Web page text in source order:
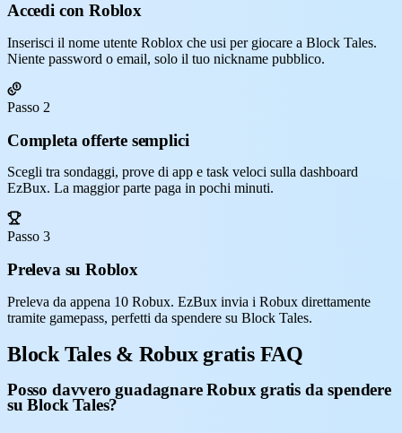
Accedi con Roblox
Inserisci il nome utente Roblox che usi per giocare a Block Tales.
Niente password o email, solo il tuo nickname pubblico.
Passo 2
Completa offerte semplici
Scegli tra sondaggi, prove di app e task veloci sulla dashboard
EzBux. La maggior parte paga in pochi minuti.
Passo 3
Preleva su Roblox
Preleva da appena 10 Robux. EzBux invia i Robux direttamente
tramite gamepass, perfetti da spendere su Block Tales.
Block Tales & Robux gratis FAQ
Posso davvero guadagnare Robux gratis da spendere
su Block Tales?